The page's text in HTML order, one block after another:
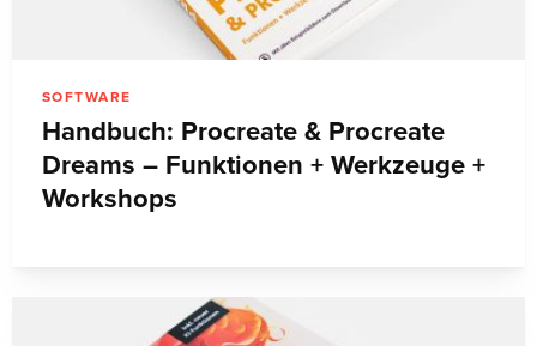
SOFTWARE
Handbuch: Procreate & Procreate
Dreams – Funktionen + Werkzeuge +
Workshops